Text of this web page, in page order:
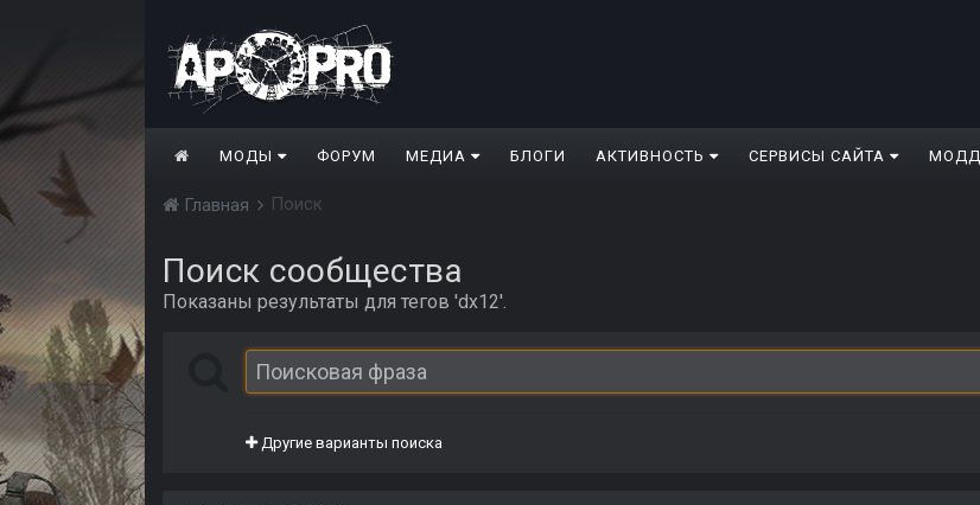
МОДЫ ФОРУМ МЕДИА БЛОГИ АКТИВНОСТЬ СЕРВИСЫ САЙТА
Главная Поиск
Поиск сообщества
Показаны результаты для тегов 'dx12'.
Другие варианты поиска